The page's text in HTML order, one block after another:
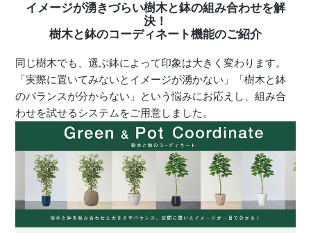
イメージが湧きづらい樹木と鉢の組み合わせを解
決！
樹木と鉢のコーディネート機能のご紹介
同じ樹木でも、選ぶ鉢によって印象は大きく変わります。
「実際に置いてみないとイメージが湧かない」「樹木と鉢
のバランスが分からない」という悩みにお応えし、組み合
わせを試せるシステムをご用意しました。